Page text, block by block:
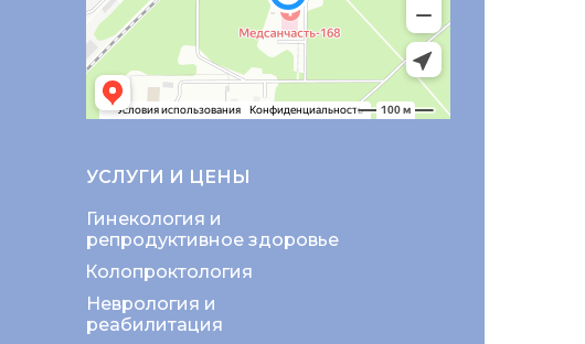
Неврология и
реабилитация
Колопроктология
Гинекология и
репродуктивное здоровье
УСЛУГИ И ЦЕНЫ